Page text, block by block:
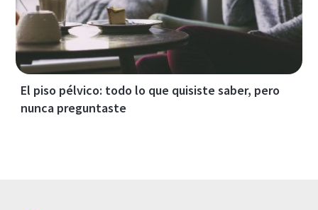
El piso pélvico: todo lo que quisiste saber, pero
nunca preguntaste